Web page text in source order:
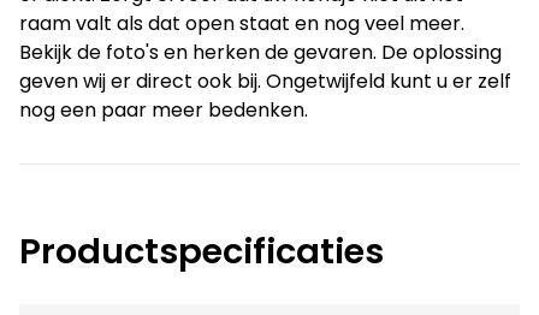
raam valt als dat open staat en nog veel meer.
Bekijk de foto's en herken de gevaren. De oplossing
geven wij er direct ook bij. Ongetwijfeld kunt u er zelf
nog een paar meer bedenken.
Productspecificaties